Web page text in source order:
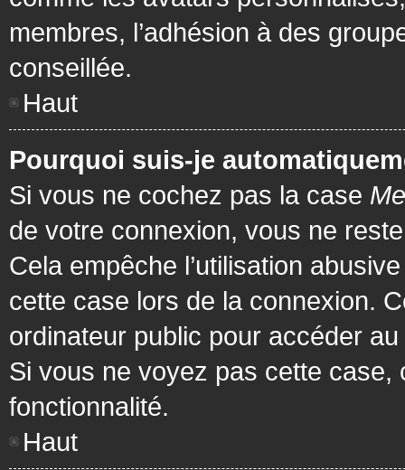
membres, l’adhésion à des
conseillée.
Haut
Pourquoi suis-je
Si vous ne cochez pas la case
de votre connexion, vous ne
Cela empêche l’utilisation
cette case lors de la connexion.
ordinateur public pour accéder
Si vous ne voyez pas cette case,
fonctionnalité.
Haut